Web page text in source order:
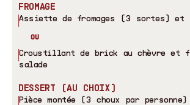
FROMAGE
Assiette de fromages (3 sortes) et
OU
Croustillant de brick au chèvre et
salade
DESSERT (AU CHOIX)
Pièce montée (3 choux par personne)